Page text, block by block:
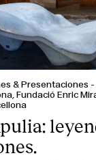
& Presentaciones -
Fundació Enric